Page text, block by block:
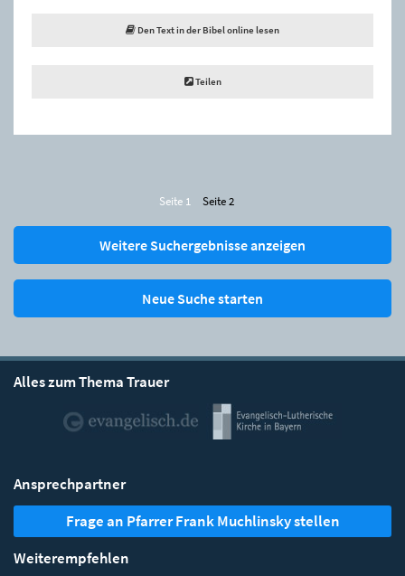
Den Text in der Bibel online lesen
Teilen
Seite 1 Seite 2
Weitere Suchergebnisse anzeigen
Neue Suche starten
Alles zum Thema Trauer
Ansprechpartner
Frage an Pfarrer Frank Muchlinsky stellen
Weiterempfehlen